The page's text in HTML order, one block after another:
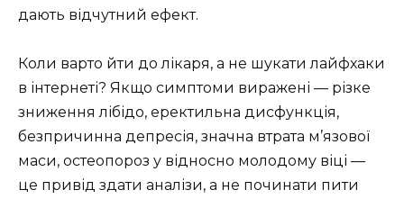
дають відчутний ефект.
Коли варто йти до лікаря, а не шукати лайфхаки
в інтернеті? Якщо симптоми виражені — різке
зниження лібідо, еректильна дисфункція,
безпричинна депресія, значна втрата м’язової
маси, остеопороз у відносно молодому віці —
це привід здати аналізи, а не починати пити